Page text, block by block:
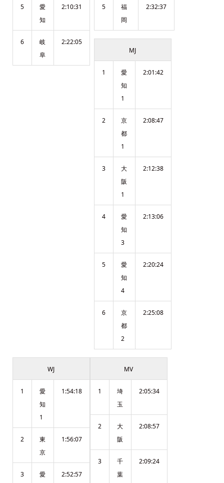
5
愛
知
2:10:31
6
岐
阜
2:22:05
5
福
岡
2:32:37
MJ
1
愛
知
1
2:01:42
2
京
都
1
2:08:47
3
大
阪
1
2:12:38
4
愛
知
3
2:13:06
5
愛
知
4
2:20:24
6
京
都
2
2:25:08
WJ
1
愛
知
1
1:54:18
2
東
京
1:56:07
3 愛 2:52:57
MV
1
埼
玉
2:05:34
2
大
阪
2:08:57
3
千
葉
2:09:24